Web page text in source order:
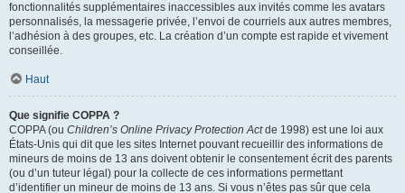
fonctionnalités supplémentaires inaccessibles aux invités comme les avatars
personnalisés, la messagerie privée, l’envoi de courriels aux autres membres,
l’adhésion à des groupes, etc. La création d’un compte est rapide et vivement
conseillée.
Haut
Que signifie COPPA ?
COPPA (ou Children’s Online Privacy Protection Actde 1998) est une loi aux
États-Unis qui dit que les sites Internet pouvant recueillir des informations de
mineurs de moins de 13 ans doivent obtenir le consentement écrit des parents
(ou d’un tuteur légal) pour la collecte de ces informations permettant
d’identifier un mineur de moins de 13 ans. Si vous n’êtes pas sûr que cela